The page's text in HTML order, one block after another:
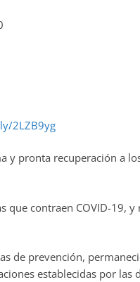
2LZB9yg
y pronta recuperación a
que contraen COVID-19,
de prevención,
establecidas por las